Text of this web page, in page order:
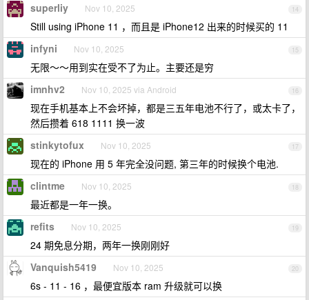
14
superliy Nov 10, 2025
Still using iPhone 11 ，而且是 iPhone12 出来的时候买的 11
15
infyni Nov 10, 2025
无限～～用到实在受不了为止。主要还是穷
16
imnhv2 Nov 10, 2025 via Android
现在手机基本上不会坏掉，都是三五年电池不行了，或太卡了，
然后攒着 618 1111 换一波
17
stinkytofux Nov 10, 2025
现在的 iPhone 用 5 年完全没问题, 第三年的时候换个电池.
18
clintme Nov 10, 2025
最近都是一年一换。
19
refits Nov 10, 2025
24 期免息分期，两年一换刚刚好
20
Vanquish5419 Nov 10, 2025
6s - 11 - 16 ，最便宜版本 ram 升级就可以换